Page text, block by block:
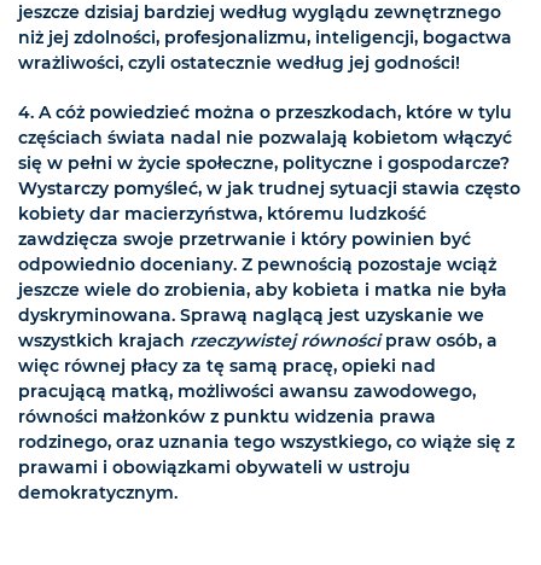
jeszcze dzisiaj bardziej według wyglądu zewnętrznego
niż jej zdolności, profesjonalizmu, inteligencji, bogactwa
wrażliwości, czyli ostatecznie według jej godności!
4. A cóż powiedzieć można o przeszkodach, które w tylu
częściach świata nadal nie pozwalają kobietom włączyć
się w pełni w życie społeczne, polityczne i gospodarcze?
Wystarczy pomyśleć, w jak trudnej sytuacji stawia często
kobiety dar macierzyństwa, któremu ludzkość
zawdzięcza swoje przetrwanie i który powinien być
odpowiednio doceniany. Z pewnością pozostaje wciąż
jeszcze wiele do zrobienia, aby kobieta i matka nie była
dyskryminowana. Sprawą naglącą jest uzyskanie we
wszystkich krajach rzeczywistej równościpraw osób, a
więc równej płacy za tę samą pracę, opieki nad
pracującą matką, możliwości awansu zawodowego,
równości małżonków z punktu widzenia prawa
rodzinego, oraz uznania tego wszystkiego, co wiąże się z
prawami i obowiązkami obywateli w ustroju
demokratycznym.